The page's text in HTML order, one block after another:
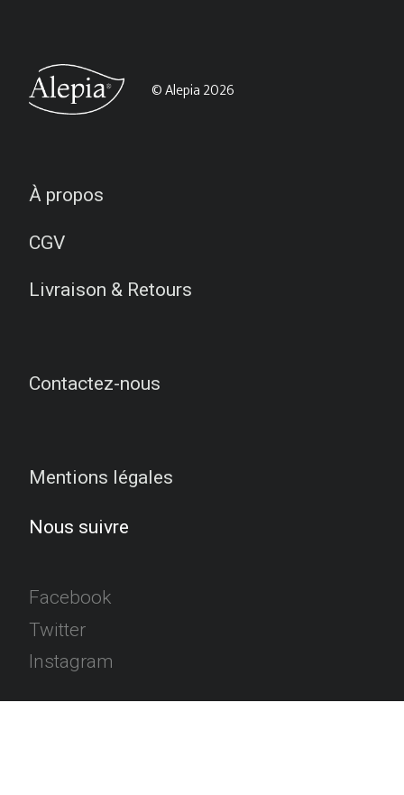
© Alepia 2026
À propos
CGV
Livraison & Retours
Contactez-nous
Mentions légales
Nous suivre
Facebook
Twitter
Instagram